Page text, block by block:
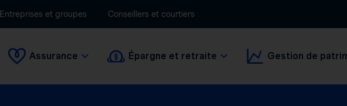
Entreprises et groupes Conseillers et courtiers
Assurance Épargne et retraite Gestion de